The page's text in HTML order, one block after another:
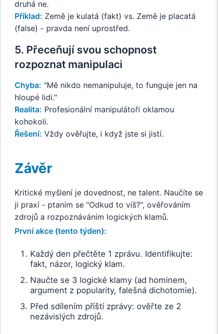
druhá ne.
Příklad: Země je kulatá (fakt) vs. Země je placatá
(false) - pravda není uprostřed.
5. Přeceňují svou schopnost
rozpoznat manipulaci
Chyba: "Mě nikdo nemanipuluje, to funguje jen na
hloupé lidi."
Realita: Profesionální manipulátoři oklamou
kohokoli.
Řešení: Vždy ověřujte, i když jste si jistí.
Závěr
Kritické myšlení je dovednost, ne talent. Naučíte se
ji praxí - ptaním se "Odkud to víš?", ověřováním
zdrojů a rozpoznáváním logických klamů.
První akce (tento týden):
Každý den přečtěte 1 zprávu. Identifikujte:
fakt, názor, logický klam.
Naučte se 3 logické klamy (ad hominem,
argument z popularity, falešná dichotomie).
Před sdílením příští zprávy: ověřte ze 2
nezávislých zdrojů.